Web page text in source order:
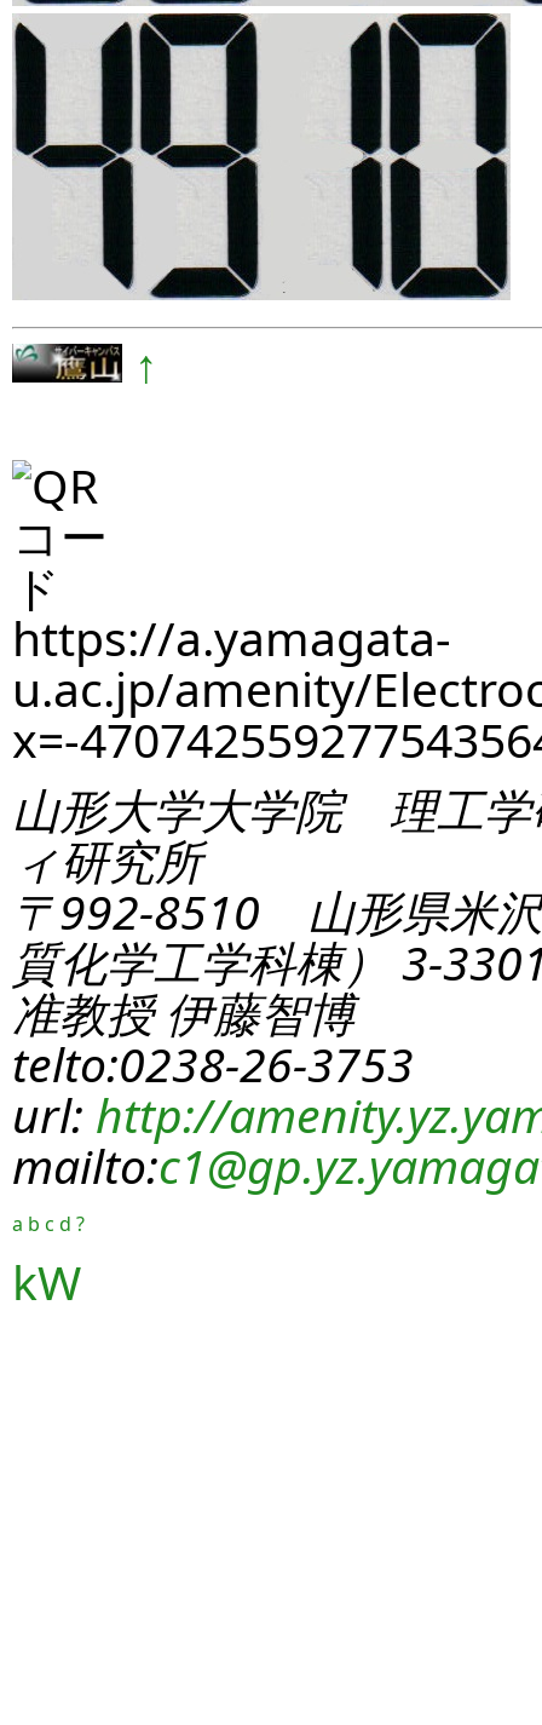
↑
https://a.yamagata-
u.ac.jp/amenity/
x=-
山形大学大学院 理工学
ィ研究所
〒992-8510 山形県米
質化学工学科棟） 3-
准教授 伊藤智博
telto:0238-26-3753
url: http://
mailto:c1
a b c d ?
kW